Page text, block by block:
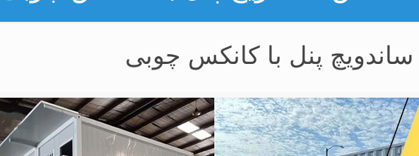
پنل با کانکس چوبی